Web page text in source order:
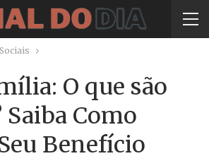
O que são
Como
Benefício